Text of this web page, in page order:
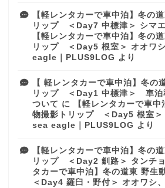
【軽レンタカーで車中泊】冬の
リップ ＜Day7 中標津＞ シマ
【軽レンタカーで車中泊】冬の
リップ ＜Day5 根室＞ オオワ
eagle｜PLUS9LOG より
【 軽レンタカーで車中泊】冬の
リップ ＜Day1 中標津＞ 車泊
ついて に
【軽レンタカーで車
物撮影トリップ ＜Day5 根室
sea eagle｜PLUS9LOG より
【軽レンタカーで車中泊】冬の
リップ ＜Day2 釧路＞ タンチ
タカーで車中泊】冬の道東 野生
＜Day4 羅臼・野付＞ オオワシ